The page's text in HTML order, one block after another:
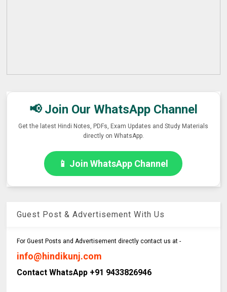
📢 Join Our WhatsApp Channel
Get the latest Hindi Notes, PDFs, Exam Updates and Study Materials
directly on WhatsApp.
📱 Join WhatsApp Channel
Guest Post & Advertisement With Us
For Guest Posts and Advertisement directly contact us at -
info@hindikunj.com
Contact WhatsApp +91 9433826946